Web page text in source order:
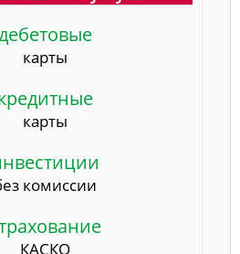
карты
карты
комиссии
КАСКО